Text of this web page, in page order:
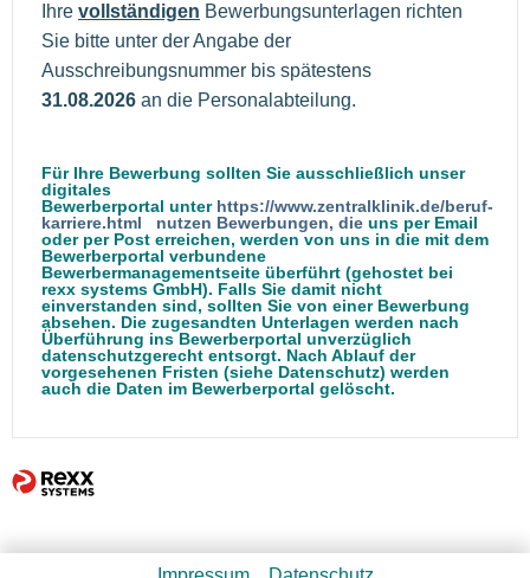
Ihre vollständigen Bewerbungsunterlagen richten
Sie bitte unter der Angabe der
Ausschreibungsnummer bis spätestens
31.08.2026 an die Personalabteilung.
Für Ihre Bewerbung sollten Sie ausschließlich unser
digitales
Bewerberportal unter https://www.zentralklinik.de/beruf-
karriere.html nutzen Bewerbungen, die uns per Email
oder per Post erreichen, werden von uns in die mit dem
Bewerberportal verbundene
Bewerbermanagementseite überführt (gehostet bei
rexx systems GmbH). Falls Sie damit nicht
einverstanden sind, sollten Sie von einer Bewerbung
absehen. Die zugesandten Unterlagen werden nach
Überführung ins Bewerberportal unverzüglich
datenschutzgerecht entsorgt. Nach Ablauf der
vorgesehenen Fristen (siehe Datenschutz) werden
auch die Daten im Bewerberportal gelöscht.